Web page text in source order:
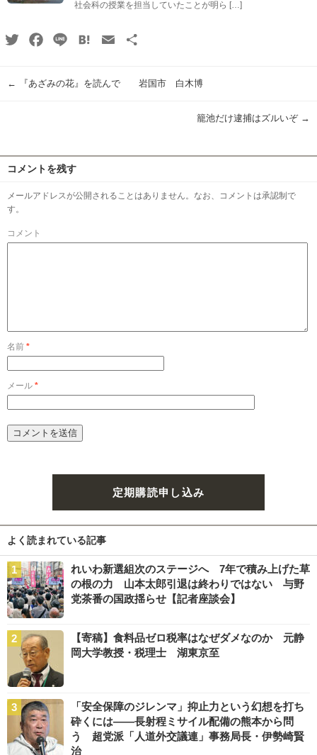
社会科の授業を担当していたことが明ら […]
TwitterFacebook
Line HatenaEmail
← 『あざみの花』を読んで 岩国市 白木博
籠池だけ逮捕はズルいぞ →
コメントを残す
メールアドレスが公開されることはありません。なお、コメントは承認制で
す。
コメント
名前 *
メール *
定期購読申し込み
よく読まれている記事
れいわ新選組次のステージへ 7年で積み上げた草
の根の力 山本太郎引退は終わりではない 与野
党茶番の国政揺らせ【記者座談会】
【寄稿】食料品ゼロ税率はなぜダメなのか 元静
岡大学教授・税理士 湖東京至
「安全保障のジレンマ」抑止力という幻想を打ち
砕くには――長射程ミサイル配備の熊本から問
う 超党派「人道外交議連」事務局長・伊勢崎賢
治